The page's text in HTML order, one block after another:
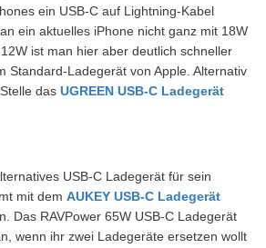
ein USB-C auf Lightning-Kabel
ein aktuelles iPhone nicht ganz mit 18W
ist man hier aber deutlich schneller
Standard-Ladegerät von Apple. Alternativ
das UGREEN USB-C Ladegerät
USB-C Ladegerät für sein
mit dem AUKEY USB-C Ladegerät
Das RAVPower 65W USB-C Ladegerät
wenn ihr zwei Ladegeräte ersetzen wollt